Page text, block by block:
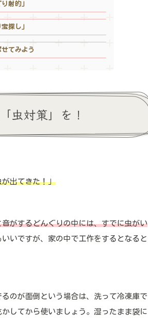
射的」
探し」
てみよう
虫対策」を！
出てきた！」
がするどんぐりの中には、すでに虫がい
いですが、家の中で工作をするとなると
のが面倒という場合は、洗って冷凍庫で
してから使いましょう。湿ったまま袋に